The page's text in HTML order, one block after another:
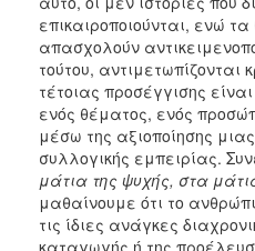
επικαιροποιούνται, ενώ
απασχολούν
τούτου, αντιμετωπίζονται
τέτοιας προσέγγισης
ενός θέματος, ενός
μέσω της αξιοποίησης
συλλογικής εμπειρίας.
μάτια της ψυχής, στα
μαθαίνουμε ότι το
τις ίδιες ανάγκες
καταγωγής ή της